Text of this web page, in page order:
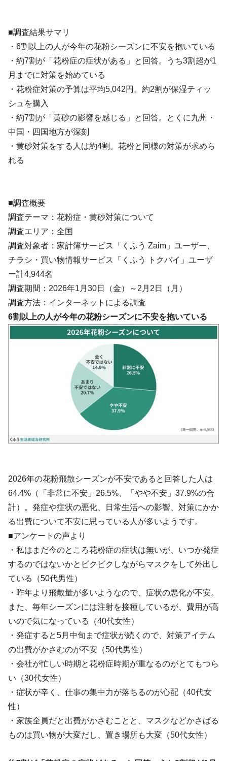
■調査結果サマリ
・6割以上の人が今年の花粉シーズンに不安を抱いている
・約7割が「花粉症の症状がある」と回答。うち3割超が1
月までに対策を始めている
・花粉症対策の予算は平均5,042円。約2割が保湿ティッ
シュを購入
・約7割が「黄砂の影響を感じる」と回答。とくに九州・
中国・四国地方が深刻
・黄砂対策をする人は約4割。花粉と同様の対策が求めら
れる
■調査概要
調査テーマ：花粉症・黄砂対策について
調査エリア：全国
調査対象者：家計簿サービス「くふう Zaim」ユーザー、
チラシ・買い物情報サービス「くふう トクバイ」ユーザ
ー計4,944名
調査期間：2026年1月30日（金）～2月2日（月）
調査方法：インターネットによる調査
6割以上の人が今年の花粉シーズンに不安を抱いている
2026年の花粉飛散シーズンが不安であると回答した人は
64.4%（「非常に不安」26.5%、「やや不安」37.9%の合
計）。発症や症状の悪化、日常生活への影響、対策にかか
る出費について不安に思っている人が多いようです。
■アンケートの声より
・私はまだ今のところ花粉症の症状は無いが、いつか発症
するのではないかとビクビクしながらマスクをして外出し
ている（50代男性）
・昨年より飛散量が多いようなので、症状の悪化が不安。
また、毎年シーズンには注射を接種しているが、費用が高
いので気になっている（40代女性）
・発症すると5月中旬まで症状が続くので、対策アイテム
の出費がかさむのが不安（50代男性）
・会社が忙しい時期と花粉症時期が重なるのがとてもつら
い（30代女性）
・症状が辛く、仕事の集中力が落ちるのが心配（40代女
性）
・家族全員だと出費がかさむことと、マスクなどかさばる
ものは買い物が大変だし、置き場所も大変（50代女性）